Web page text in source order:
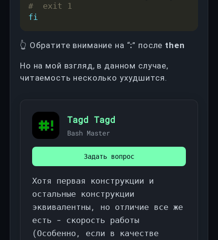
#  exit 1
fi
👆 Обратите внимание на “:” после then
Но на мой взгляд, в данном случае,
читаемость несколько ухудшится.
Tagd Tagd
Bash Master
Задать вопрос
Хотя первая конструкции и
остальные конструкции
эквивалентны, но отличие все же
есть - скорость работы
(Особенно, если в качестве